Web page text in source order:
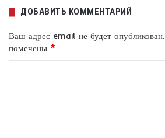
ДОБАВИТЬ КОММЕНТАРИЙ
Ваш адрес email не будет опубликован.
помечены *